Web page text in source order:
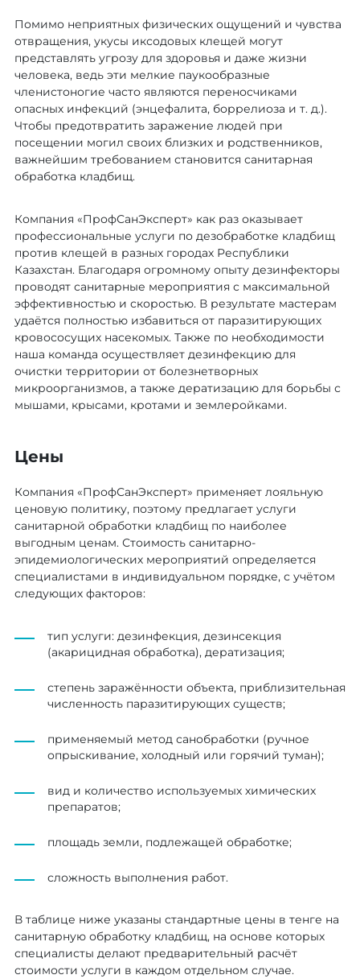
Помимо неприятных физических ощущений и чувства
отвращения, укусы иксодовых клещей могут
представлять угрозу для здоровья и даже жизни
человека, ведь эти мелкие паукообразные
членистоногие часто являются переносчиками
опасных инфекций (энцефалита, боррелиоза и т. д.).
Чтобы предотвратить заражение людей при
посещении могил своих близких и родственников,
важнейшим требованием становится санитарная
обработка кладбищ.
Компания «ПрофСанЭксперт» как раз оказывает
профессиональные услуги по дезобработке кладбищ
против клещей в разных городах Республики
Казахстан. Благодаря огромному опыту дезинфекторы
проводят санитарные мероприятия с максимальной
эффективностью и скоростью. В результате мастерам
удаётся полностью избавиться от паразитирующих
кровососущих насекомых. Также по необходимости
наша команда осуществляет дезинфекцию для
очистки территории от болезнетворных
микроорганизмов, а также дератизацию для борьбы с
мышами, крысами, кротами и землеройками.
Цены
Компания «ПрофСанЭксперт» применяет лояльную
ценовую политику, поэтому предлагает услуги
санитарной обработки кладбищ по наиболее
выгодным ценам. Стоимость санитарно-
эпидемиологических мероприятий определяется
специалистами в индивидуальном порядке, с учётом
следующих факторов:
тип услуги: дезинфекция, дезинсекция
(акарицидная обработка), дератизация;
степень заражённости объекта, приблизительная
численность паразитирующих существ;
применяемый метод санобработки (ручное
опрыскивание, холодный или горячий туман);
вид и количество используемых химических
препаратов;
площадь земли, подлежащей обработке;
сложность выполнения работ.
В таблице ниже указаны стандартные цены в тенге на
санитарную обработку кладбищ, на основе которых
специалисты делают предварительный расчёт
стоимости услуги в каждом отдельном случае.